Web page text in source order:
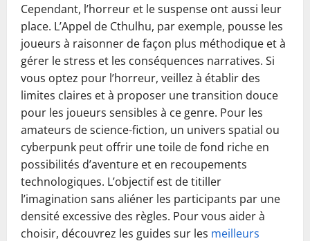
Cependant, l’horreur et le suspense ont aussi leur
place. L’Appel de Cthulhu, par exemple, pousse les
joueurs à raisonner de façon plus méthodique et à
gérer le stress et les conséquences narratives. Si
vous optez pour l’horreur, veillez à établir des
limites claires et à proposer une transition douce
pour les joueurs sensibles à ce genre. Pour les
amateurs de science-fiction, un univers spatial ou
cyberpunk peut offrir une toile de fond riche en
possibilités d’aventure et en recoupements
technologiques. L’objectif est de titiller
l’imagination sans aliéner les participants par une
densité excessive des règles. Pour vous aider à
choisir, découvrez les guides sur les meilleurs